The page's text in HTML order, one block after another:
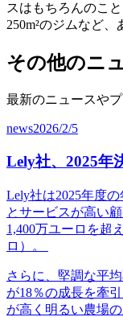
スはもちろんのこ
250m²のジムなど
その他のニ
最新のニュースや
news2026/2/5
Lely社、2025年
Lely社は2025年度
とサービスが高い
1,400万ユーロを超
ロ）。
さらに、堅調な平
が18％の成長を牽
が高く明るい農場